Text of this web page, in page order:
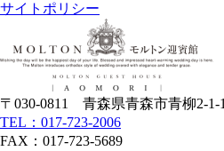
サイトポリシー
〒030-0811 青森県青森市青柳2-1-
TEL：017-723-2006
FAX：017-723-5689